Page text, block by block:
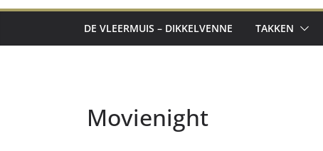
DE VLEERMUIS – DIKKELVENNE TAKKEN
Movienight